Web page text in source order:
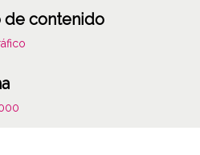
de contenido